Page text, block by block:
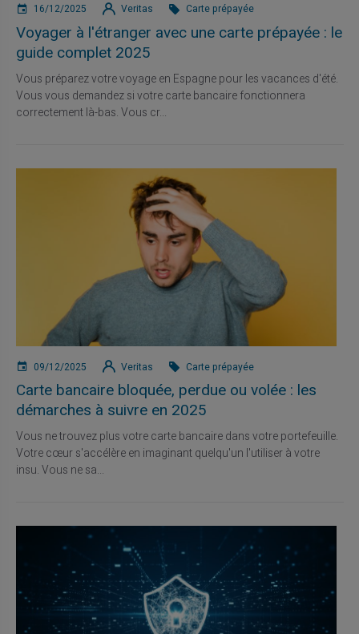
16/12/2025 Veritas Carte prépayée
Voyager à l'étranger avec une carte prépayée : le
guide complet 2025
Vous préparez votre voyage en Espagne pour les vacances d'été.
Vous vous demandez si votre carte bancaire fonctionnera
correctement là-bas. Vous cr...
09/12/2025 Veritas Carte prépayée
Carte bancaire bloquée, perdue ou volée : les
démarches à suivre en 2025
Vous ne trouvez plus votre carte bancaire dans votre portefeuille.
Votre cœur s'accélère en imaginant quelqu'un l'utiliser à votre
insu. Vous ne sa...